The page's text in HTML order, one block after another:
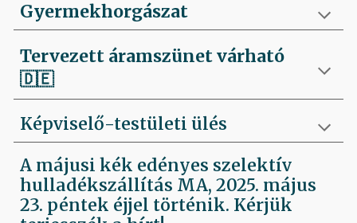
Gyermekhorgászat
Tervezett áramszünet várható
🇩🇪
Képviselő-testületi ülés
A májusi kék edényes szelektív
hulladékszállítás MA, 2025. május
23. péntek éjjel történik. Kérjük